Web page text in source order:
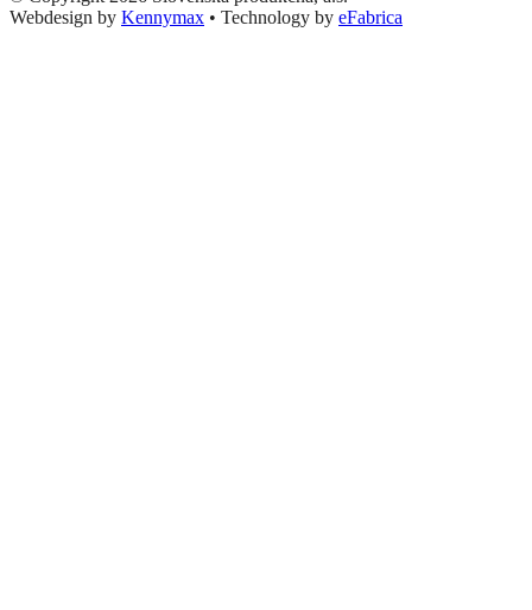
Webdesign by Kennymax • Technology by eFabrica